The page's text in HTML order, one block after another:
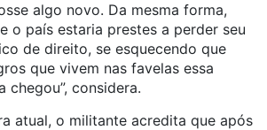
algo novo. Da mesma forma,
o país estaria prestes a perder seu
de direito, se esquecendo que
que vivem nas favelas essa
chegou”, considera.
atual, o militante acredita que após